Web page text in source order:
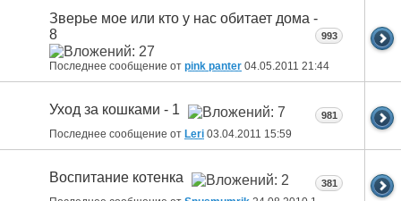
Зверье мое или кто у нас обитает дома -
8
Последнее сообщение от pink panter 04.05.2011 21:44
993
Уход за кошками - 1
Последнее сообщение от Leri 03.04.2011 15:59
981
Воспитание котенка 381